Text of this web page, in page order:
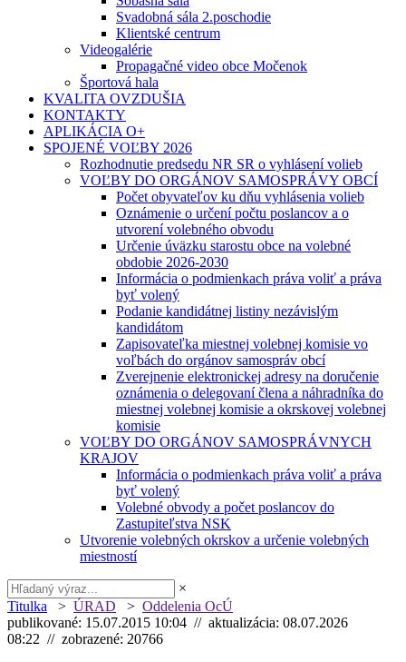
Svadobná sála 2.poschodie
Klientské centrum
Videogalérie
Propagačné video obce Močenok
Športová hala
KVALITA OVZDUŠIA
KONTAKTY
APLIKÁCIA O+
SPOJENÉ VOĽBY 2026
Rozhodnutie predsedu NR SR o vyhlásení volieb
VOĽBY DO ORGÁNOV SAMOSPRÁVY OBCÍ
Počet obyvateľov ku dňu vyhlásenia volieb
Oznámenie o určení počtu poslancov a o
utvorení volebného obvodu
Určenie úväzku starostu obce na volebné
obdobie 2026-2030
Informácia o podmienkach práva voliť a práva
byť volený
Podanie kandidátnej listiny nezávislým
kandidátom
Zapisovateľka miestnej volebnej komisie vo
voľbách do orgánov samospráv obcí
Zverejnenie elektronickej adresy na doručenie
oznámenia o delegovaní člena a náhradníka do
miestnej volebnej komisie a okrskovej volebnej
komisie
VOĽBY DO ORGÁNOV SAMOSPRÁVNYCH
KRAJOV
Informácia o podmienkach práva voliť a práva
byť volený
Volebné obvody a počet poslancov do
Zastupiteľstva NSK
Utvorenie volebných okrskov a určenie volebných
miestností
×
Titulka > ÚRAD > Oddelenia OcÚ
publikované: 15.07.2015 10:04 // aktualizácia: 08.07.2026
08:22 // zobrazené: 20766